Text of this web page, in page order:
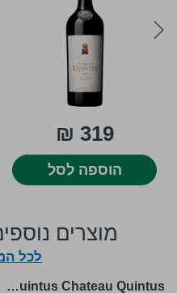
319 ₪
הוספה לסל
מוצרים
לכל
Le Dragon de Quintus Chateau Quintus